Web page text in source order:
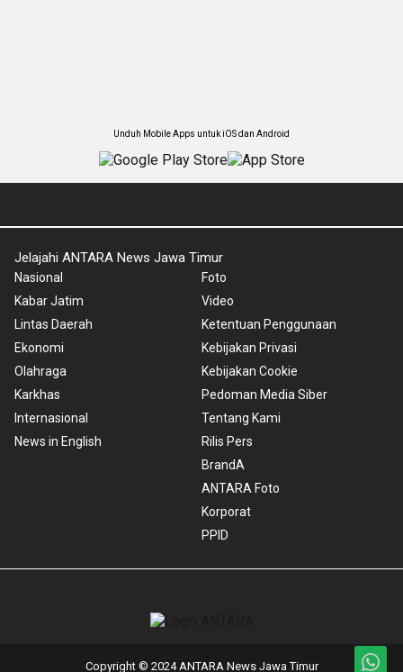
Unduh Mobile Apps untuk iOS dan Android
Jelajahi ANTARA News Jawa Timur
Nasional
Kabar Jatim
Lintas Daerah
Ekonomi
Olahraga
Karkhas
Internasional
News in English
Foto
Video
Ketentuan Penggunaan
Kebijakan Privasi
Kebijakan Cookie
Pedoman Media Siber
Tentang Kami
Rilis Pers
BrandA
ANTARA Foto
Korporat
PPID
Copyright © 2024 ANTARA News Jawa Timur